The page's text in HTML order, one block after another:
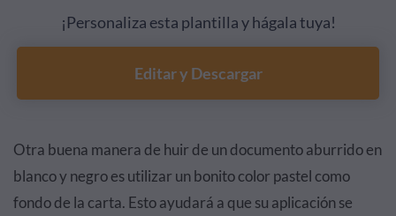
¡Personaliza esta plantilla y hágala tuya!
Editar y Descargar
Otra buena manera de huir de un documento aburrido en
blanco y negro es utilizar un bonito color pastel como
fondo de la carta. Esto ayudará a que su aplicación se